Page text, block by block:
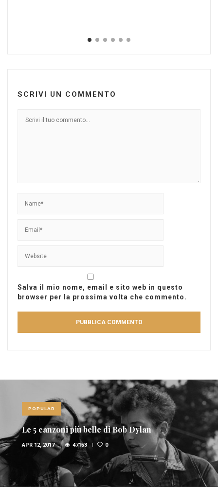
SCRIVI UN COMMENTO
Salva il mio nome, email e sito web in questo
browser per la prossima volta che commento.
POPULAR
Le 10 canzoni più sexy di sempre
FEB 6, 2017 36942